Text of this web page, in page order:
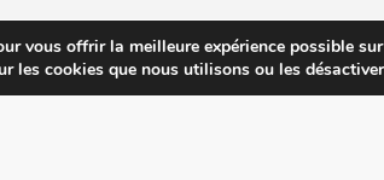
vous offrir la meilleure expérience possible
les cookies que nous utilisons ou les